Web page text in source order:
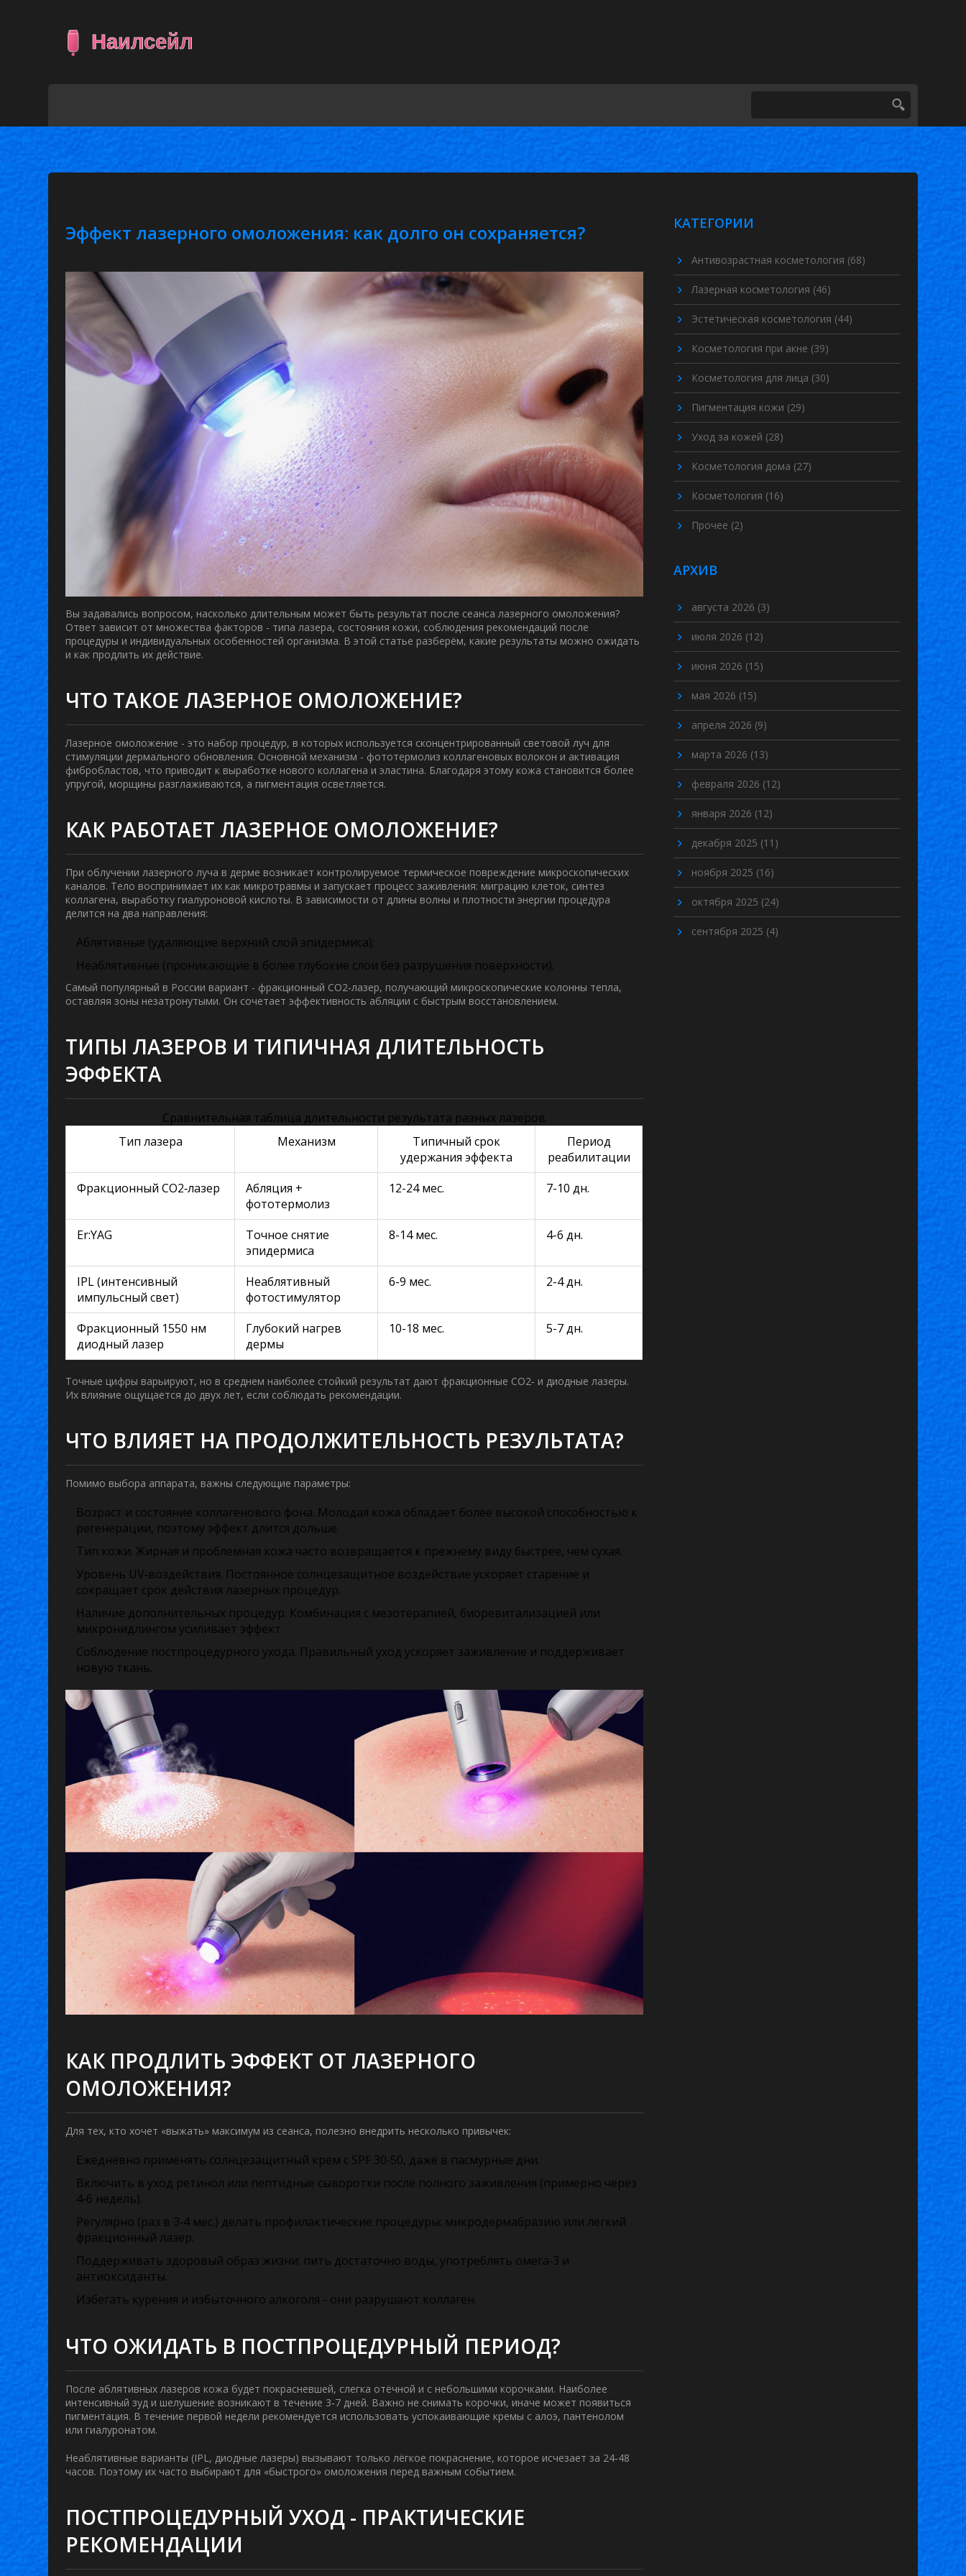
Эффект лазерного омоложения: как долго он сохраняется?
Вы задавались вопросом, насколько длительным может быть результат после сеансалазерного омоложения?
Ответ зависит от множества факторов - типа лазера, состояния кожи, соблюдения рекомендаций после
процедуры и индивидуальных особенностей организма. В этой статье разберём, какие результаты можно ожидать
и как продлить их действие.
ЧТО ТАКОЕ ЛАЗЕРНОЕ ОМОЛОЖЕНИЕ?
Лазерное омоложение - это набор процедур, в которых используется сконцентрированный световой луч для
стимуляции дермального обновления. Основной механизм - фототермолиз коллагеновых волокон и активация
фибробластов, что приводит к выработке нового коллагена и эластина. Благодаря этому кожа становится более
упругой, морщины разглаживаются, а пигментация осветляется.
КАК РАБОТАЕТ ЛАЗЕРНОЕ ОМОЛОЖЕНИЕ?
При облучении лазерного луча в дерме возникает контролируемое термическое повреждение микроскопических
каналов. Тело воспринимает их как микротравмы и запускает процесс заживления: миграцию клеток, синтез
коллагена, выработку гиалуроновой кислоты. В зависимости от длины волны и плотности энергии процедура
делится на два направления:
Аблятивные (удаляющие верхний слой эпидермиса);
Неаблятивные (проникающие в более глубокие слои без разрушения поверхности).
Самый популярный в России вариант - фракционный CO2‑лазер, получающий микроскопические колонны тепла,
оставляя зоны незатронутыми. Он сочетает эффективность абляции с быстрым восстановлением.
ТИПЫ ЛАЗЕРОВ И ТИПИЧНАЯ ДЛИТЕЛЬНОСТЬ
ЭФФЕКТА
Сравнительная таблица длительности результата разных лазеров
Тип лазера
Механизм
Типичный срок
удержания эффекта
Период
реабилитации
Фракционный CO2‑лазер
Абляция +
фототермолиз
12-24 мес. 7-10 дн.
Er:YAG
Точное снятие
эпидермиса
8-14 мес. 4-6 дн.
IPL (интенсивный
импульсный свет)
Неаблятивный
фотостимулятор
6-9 мес. 2-4 дн.
Фракционный 1550 нм
диодный лазер
Глубокий нагрев
дермы
10-18 мес. 5-7 дн.
Точные цифры варьируют, но в среднем наиболее стойкий результат дают фракционные CO2‑ и диодные лазеры.
Их влияние ощущается до двух лет, если соблюдать рекомендации.
ЧТО ВЛИЯЕТ НА ПРОДОЛЖИТЕЛЬНОСТЬ РЕЗУЛЬТАТА?
Помимо выбора аппарата, важны следующие параметры:
Возраст и состояние коллагенового фона. Молодая кожа обладает более высокой способностью к
регенерации, поэтому эффект длится дольше.
Тип кожи. Жирная и проблемная кожа часто возвращается к прежнему виду быстрее, чем сухая.
Уровень UV‑воздействия. Постоянное солнцезащитное воздействие ускоряет старение и
сокращает срок действия лазерных процедур.
Наличие дополнительных процедур. Комбинация с мезотерапией, биоревитализацией или
микронидлингом усиливает эффект.
Соблюдение постпроцедурного ухода. Правильный уход ускоряет заживление и поддерживает
новую ткань.
КАК ПРОДЛИТЬ ЭФФЕКТ ОТ ЛАЗЕРНОГО
ОМОЛОЖЕНИЯ?
Для тех, кто хочет «выжать» максимум из сеанса, полезно внедрить несколько привычек:
Ежедневно применять солнцезащитный крем с SPF 30‑50, даже в пасмурные дни.
Включить в уход ретинол или пептидные сыворотки после полного заживления (примерно через
4‑6 недель).
Регулярно (раз в 3‑4 мес.) делать профилактические процедуры: микродермабразию или легкий
фракционный лазер.
Поддерживать здоровый образ жизни: пить достаточно воды, употреблять омега‑3 и
антиоксиданты.
Избегать курения и избыточного алкоголя - они разрушают коллаген.
ЧТО ОЖИДАТЬ В ПОСТПРОЦЕДУРНЫЙ ПЕРИОД?
После аблятивных лазеров кожа будет покрасневшей, слегка отёчной и с небольшими корочками. Наиболее
интенсивный зуд и шелушение возникают в течение 3‑7 дней. Важно не снимать корочки, иначе может появиться
пигментация. В течение первой недели рекомендуется использовать успокаивающие кремы с алоэ, пантенолом
или гиалуронатом.
Неаблятивные варианты (IPL, диодные лазеры) вызывают только лёгкое покраснение, которое исчезает за 24‑48
часов. Поэтому их часто выбирают для «быстрого» омоложения перед важным событием.
ПОСТПРОЦЕДУРНЫЙ УХОД - ПРАКТИЧЕСКИЕ
РЕКОМЕНДАЦИИ
КАТЕГОРИИ
Антивозрастная косметология (68)
Лазерная косметология (46)
Эстетическая косметология (44)
Косметология при акне (39)
Косметология для лица (30)
Пигментация кожи (29)
Уход за кожей (28)
Косметология дома (27)
Косметология (16)
Прочее (2)
АРХИВ
августа 2026 (3)
июля 2026 (12)
июня 2026 (15)
мая 2026 (15)
апреля 2026 (9)
марта 2026 (13)
февраля 2026 (12)
января 2026 (12)
декабря 2025 (11)
ноября 2025 (16)
октября 2025 (24)
сентября 2025 (4)